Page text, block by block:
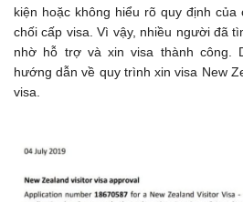
kiện hoặc không hiểu rõ quy định
chối cấp visa. Vì vậy, nhiều người đã
nhờ hỗ trợ và xin visa thành công.
hướng dẫn về quy trình xin visa New
visa.